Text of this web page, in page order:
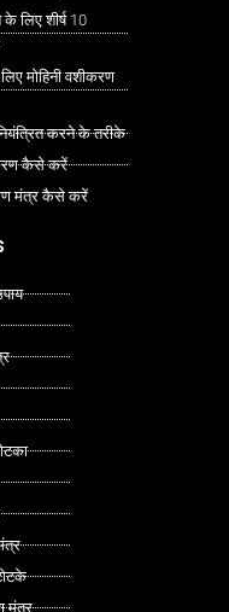
के लिए शीर्ष 10
मोहिनी वशीकरण
करने के तरीके
कैसे करें
मंत्र कैसे करें
मंत्र